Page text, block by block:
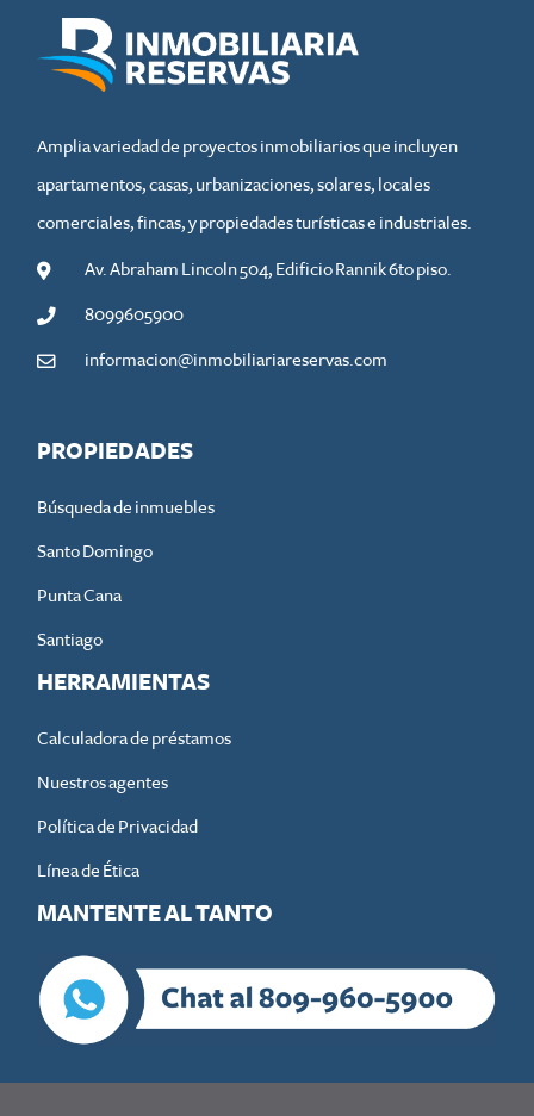
Amplia variedad de proyectos inmobiliarios que incluyen
apartamentos, casas, urbanizaciones, solares, locales
comerciales, fincas, y propiedades turísticas e industriales.
Av. Abraham Lincoln 504, Edificio Rannik 6to piso.
8099605900
informacion@inmobiliariareservas.com
PROPIEDADES
Búsqueda de inmuebles
Santo Domingo
Punta Cana
Santiago
HERRAMIENTAS
Calculadora de préstamos
Nuestros agentes
Política de Privacidad
Línea de Ética
MANTENTE AL TANTO